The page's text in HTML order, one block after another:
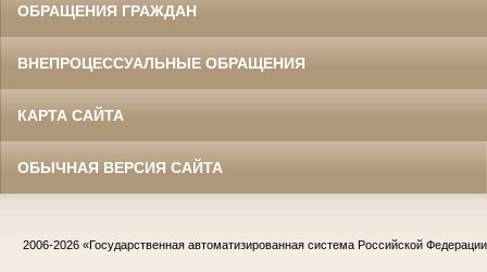
ОБРАЩЕНИЯ ГРАЖДАН
ВНЕПРОЦЕССУАЛЬНЫЕ ОБРАЩЕНИЯ
КАРТА САЙТА
ОБЫЧНАЯ ВЕРСИЯ САЙТА
2006-2026 «Государственная автоматизированная система Российской